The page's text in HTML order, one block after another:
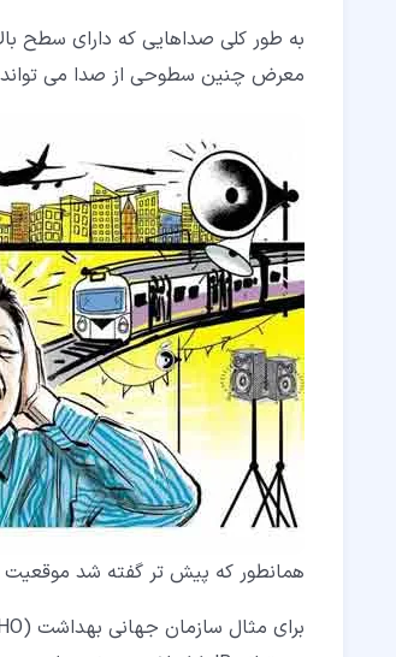
معرض چنین سطوحی از صدا می تواند
همانطور که پیش تر گفته شد
برای مثال سازمان جهانی بهداشت (WHO) اعلام کرده است که